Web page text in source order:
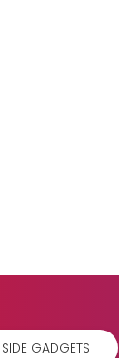
SIDE GADGETS